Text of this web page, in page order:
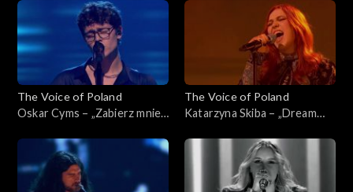
Poland”, Live 1, 8 listopada
2025
Live 1, 8 listopada 2025
The Voice of Poland
Oskar Cyms – „Zabierz mnie”,
8 listopada 2025
The Voice of Poland
Katarzyna Skiba – „Dream
Live 1, 8 listopada 2025